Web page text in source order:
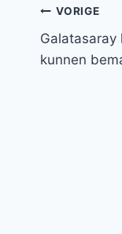
Bericht
VORIGE
kunnen